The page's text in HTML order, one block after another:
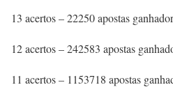
13 acertos – 22250 apostas
12 acertos – 242583 apostas
11 acertos – 1153718 apostas